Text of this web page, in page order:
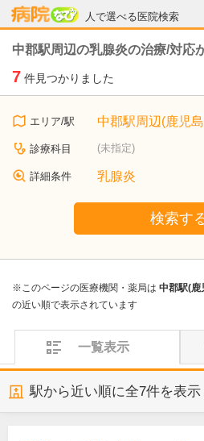
人で選べる医院検索
病院なび
中郡駅周辺の乳腺炎の治療/対応
7 件見つかりました
エリア/駅 中郡駅周辺(鹿児
診療科目 (未指定)
詳細条件 乳腺炎
検索す
※このページの医療機関・薬局は 中郡駅(鹿
の近い順で表示されています
一覧表示
駅から近い順に全7件を表示